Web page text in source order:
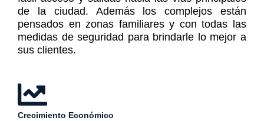
de la ciudad. Además los complejos están
pensados en zonas familiares y con todas las
medidas de seguridad para brindarle lo mejor a
sus clientes.
Crecimiento Económico